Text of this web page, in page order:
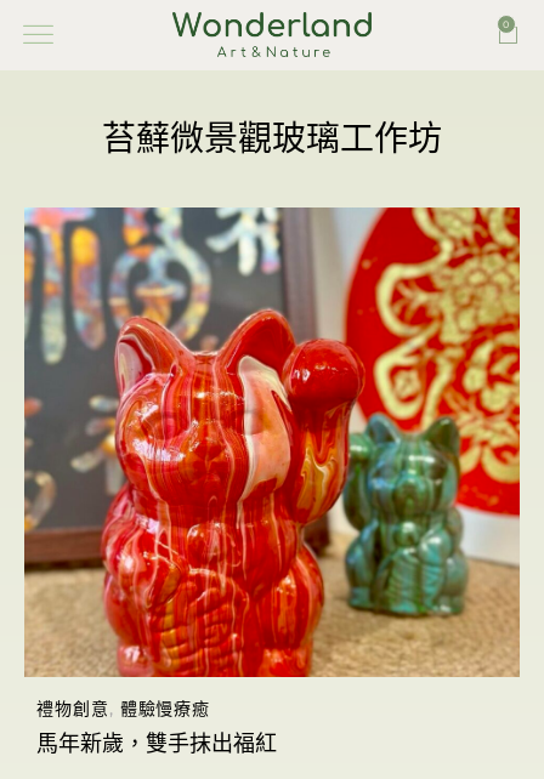
0
苔蘚微景觀玻璃工作坊
禮物創意, 體驗慢療癒
馬年新歲，雙手抹出福紅